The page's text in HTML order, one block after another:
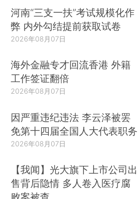
河南“三支一扶”考试规模化作
弊 内外勾结提前获取试卷
2026年08月07日
海外金融专才回流香港 外籍
工作签证翻倍
2026年08月07日
因严重违纪违法 李云泽被罢
免第十四届全国人大代表职务
2026年08月07日
【我闻】光大旗下上市公司出
售背后隐情 多人卷入医疗腐